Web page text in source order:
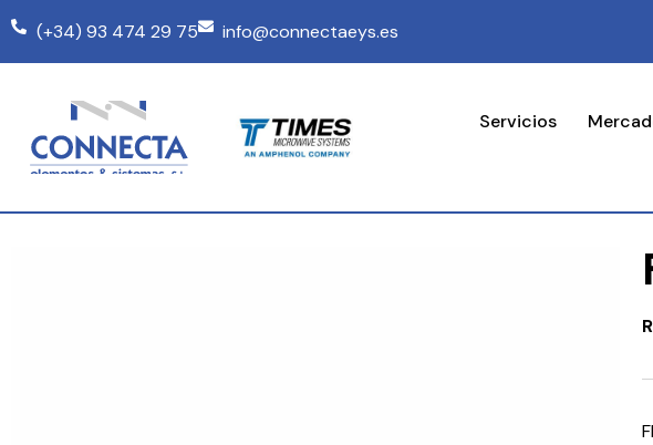
(+34) 93 474 29 75 info@connectaeys.es
Servicios